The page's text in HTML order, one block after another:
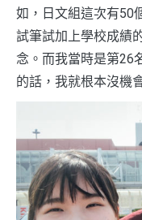
如，日文組這次有50
試筆試加上學校成績
念。而我當時是第26
的話，我就根本沒機